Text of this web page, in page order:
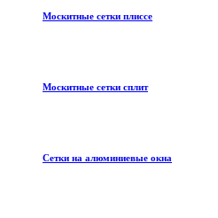
Москитные сетки плиссе
Москитные сетки сплит
Сетки на алюминиевые окна